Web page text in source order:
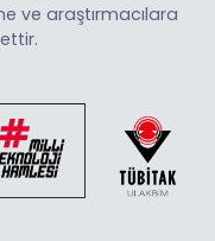
ve araştırmacılara